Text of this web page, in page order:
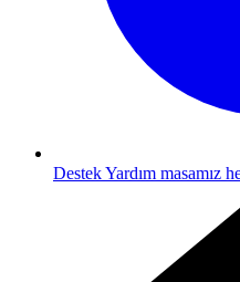
DestekYardım masamız